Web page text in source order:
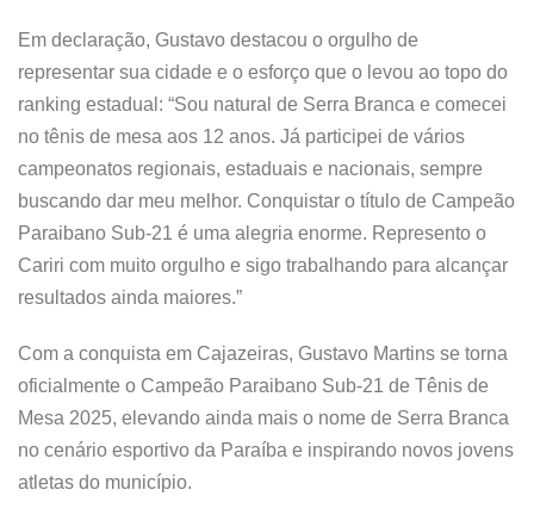
Em declaração, Gustavo destacou o orgulho de
representar sua cidade e o esforço que o levou ao topo do
ranking estadual: “Sou natural de Serra Branca e comecei
no tênis de mesa aos 12 anos. Já participei de vários
campeonatos regionais, estaduais e nacionais, sempre
buscando dar meu melhor. Conquistar o título de Campeão
Paraibano Sub-21 é uma alegria enorme. Represento o
Cariri com muito orgulho e sigo trabalhando para alcançar
resultados ainda maiores.”
Com a conquista em Cajazeiras, Gustavo Martins se torna
oficialmente o Campeão Paraibano Sub-21 de Tênis de
Mesa 2025, elevando ainda mais o nome de Serra Branca
no cenário esportivo da Paraíba e inspirando novos jovens
atletas do município.